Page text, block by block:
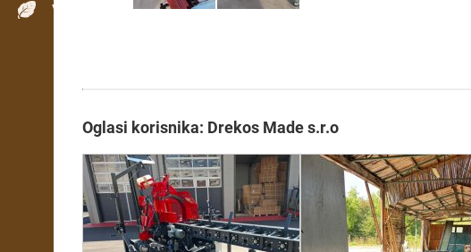
Vrste drva
Oglasi korisnika: Drekos Made s.r.o